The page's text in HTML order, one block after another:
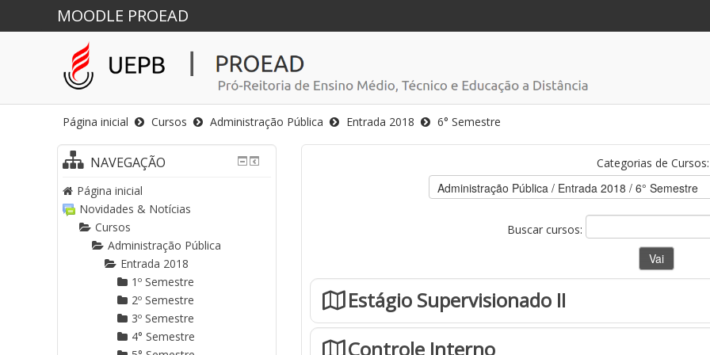
MOODLE PROEAD
Página inicial Cursos Administração Pública Entrada 2018 6° Semestre
Categorias de Cursos:
Buscar cursos:
Estágio Supervisionado II
Controle Interno
NAVEGAÇÃO
Página inicial
Novidades & Notícias
Cursos
Administração Pública
Entrada 2018
1º Semestre
2º Semestre
3º Semestre
4° Semestre